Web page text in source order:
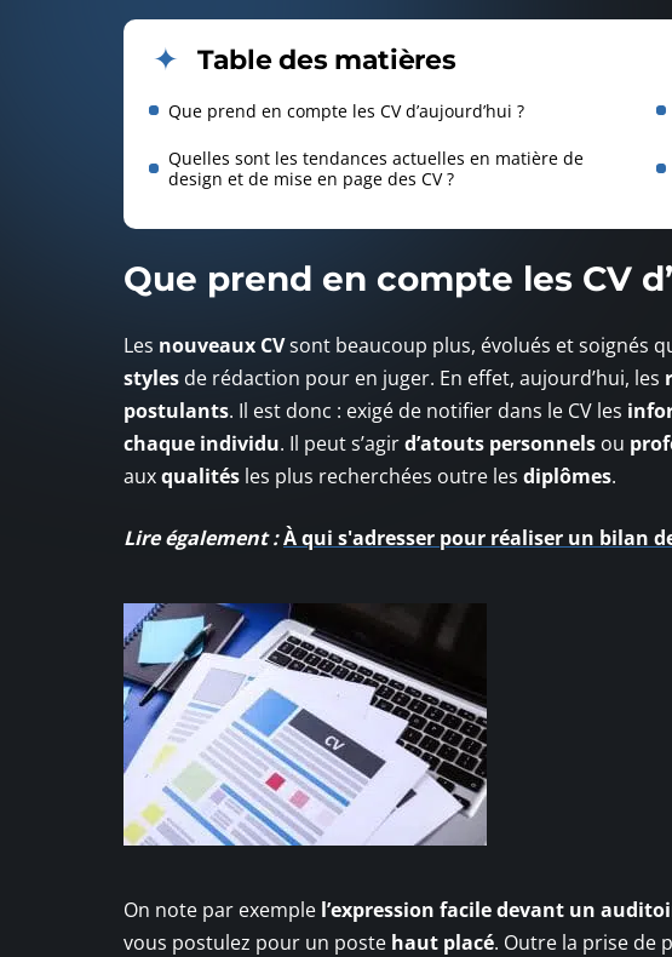
Table des matières
Que prend en compte les CV d’aujourd’hui ?
Quelles sont les tendances actuelles en matière de
design et de mise en page des CV ?
Que prend en compte les CV
Les nouveaux CVsont beaucoup plus, évolués et soignés
styles de rédaction pour en juger. En effet, aujourd’hui, les
postulants. Il est donc : exigé de notifier dans le CV les
chaque individu. Il peut s’agird’atouts personnels ou
auxqualités les plus recherchées outre les diplômes.
Lire également :À qui s'adresser pour réaliser un bilan
On note par exemple l’expression facile devant un
vous postulez pour un poste haut placé. Outre la prise de